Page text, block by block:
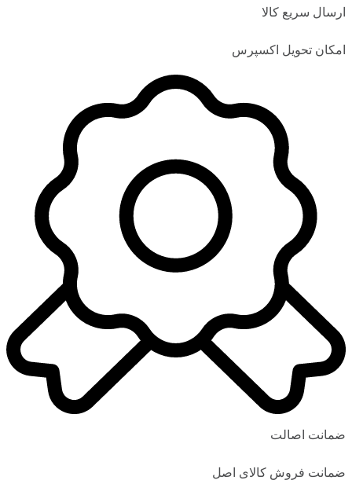
ارسال سریع کالا
امکان تحویل اکسپرس
ضمانت اصالت
ضمانت فروش کالای اصل